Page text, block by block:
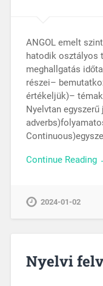
ANGOL emelt
hatodik osztályos
meghallgatás
részei–
értékeljük)–
Nyelvtan
Continue Reading
2024-01-02
Nyelvi